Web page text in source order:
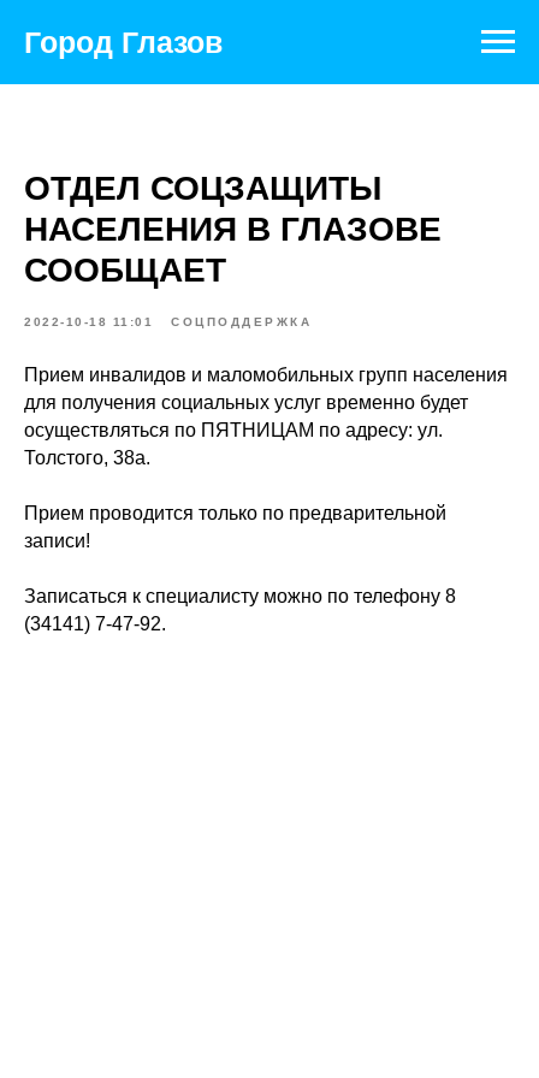
Город Глазов
ОТДЕЛ СОЦЗАЩИТЫ
НАСЕЛЕНИЯ В ГЛАЗОВЕ
СООБЩАЕТ
2022-10-18 11:01 СОЦПОДДЕРЖКА
Прием инвалидов и маломобильных групп населения
для получения социальных услуг временно будет
осуществляться по ПЯТНИЦАМ по адресу: ул.
Толстого, 38а.
Прием проводится только по предварительной
записи!
Записаться к специалисту можно по телефону 8
(34141) 7-47-92.